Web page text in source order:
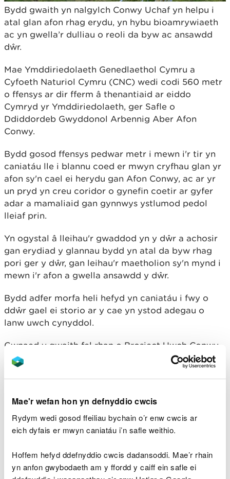
Mae'r wefan hon yn defnyddio cwcis
Rydym wedi gosod ffeiliau bychain o’r enw cwcis ar
eich dyfais er mwyn caniatáu i’n safle weithio.
Hoffem hefyd ddefnyddio cwcis dadansoddi. Mae’r rhain
yn anfon gwybodaeth am y ffordd y caiff ein safle ei
Bydd gwaith yn nalgylch Conwy Uchaf yn helpu i
atal glan afon rhag erydu, yn hybu bioamrywiaeth
ac yn gwella’r dulliau o reoli da byw ac ansawdd
dŵr.
Mae Ymddiriedolaeth Genedlaethol Cymru a
Cyfoeth Naturiol Cymru (CNC) wedi codi 560 metr
o ffensys ar dir fferm â thenantiaid ar eiddo
Cymryd yr Ymddiriedolaeth, ger Safle o
Ddiddordeb Gwyddonol Arbennig Aber Afon
Conwy.
Bydd gosod ffensys pedwar metr i mewn i'r tir yn
caniatáu lle i blannu coed er mwyn cryfhau glan yr
afon sy'n cael ei herydu gan Afon Conwy, ac ar yr
un pryd yn creu coridor o gynefin coetir ar gyfer
adar a mamaliaid gan gynnwys ystlumod pedol
lleiaf prin.
Yn ogystal â lleihau'r gwaddod yn y dŵr a achosir
gan erydiad y glannau bydd yn atal da byw rhag
pori ger y dŵr, gan leihau'r maetholion sy'n mynd i
mewn i'r afon a gwella ansawdd y dŵr.
Bydd adfer morfa heli hefyd yn caniatáu i fwy o
ddŵr gael ei storio ar y cae yn ystod adegau o
lanw uwch cynyddol.
Gwnaed y gwaith fel rhan o Brosiect Uwch Conwy,
sy’n ceisio darparu buddion i gymunedau a bywyd
gwyllt dalgylch Conwy Uchaf trwy greu
amgylchedd glanach ac iachach, gan ddod â phobl
Meddai Sarah Aubrey, aelod o dîm Amgylchedd
Conwy CNC:
“Rydym yn falch o fod wedi gweithio
mewn partneriaeth â’r Ymddiriedolaeth